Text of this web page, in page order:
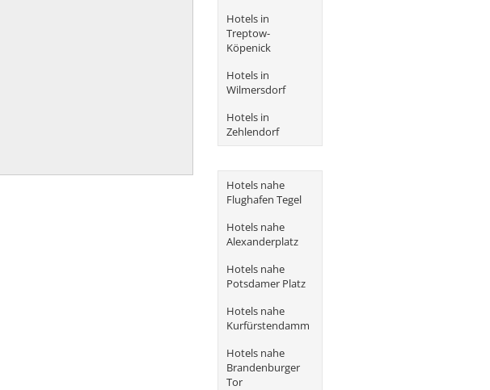
Hotels in
Treptow-
Köpenick
Hotels in
Wilmersdorf
Hotels in
Zehlendorf
Hotels nahe
Flughafen Tegel
Hotels nahe
Alexanderplatz
Hotels nahe
Potsdamer Platz
Hotels nahe
Kurfürstendamm
Hotels nahe
Brandenburger
Tor